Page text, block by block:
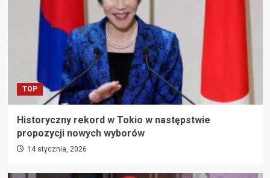
TOP
Historyczny rekord w Tokio w następstwie
propozycji nowych wyborów
14 stycznia, 2026